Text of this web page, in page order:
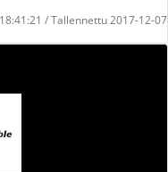
/ Tallennettu 2017-12-07